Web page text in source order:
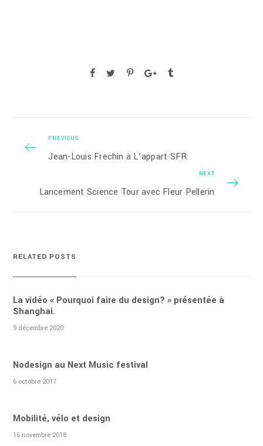
PREVIOUS
Jean-Louis Frechin à L’appart SFR
NEXT
Lancement Science Tour avec Fleur Pellerin
RELATED POSTS
La vidéo « Pourquoi faire du design? » présentée à
Shanghai.
9 décembre 2020
Nodesign au Next Music festival
6 octobre 2017
Mobilité, vélo et design
16 novembre 2018